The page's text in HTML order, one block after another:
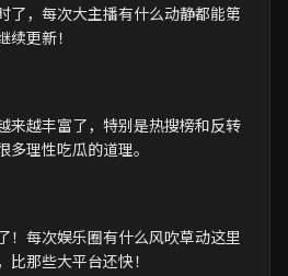
了，每次大主播有什么动静都能第
更新！
来越丰富了，特别是热搜榜和反转
理性吃瓜的道理。
！每次娱乐圈有什么风吹草动这里
那些大平台还快！